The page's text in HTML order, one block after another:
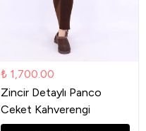
₺ 1,700.00
Zincir Detaylı Panco
Ceket Kahverengi